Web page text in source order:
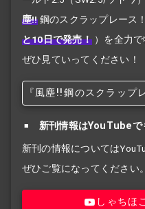
塵!! 鋼のスクラップレース！
と10日で発売！ ）を全力で
ぜひ見ていってください！
『風塵!! 鋼のスクラップ
新刊情報はYouTubeで
新刊の情報については
ぜひご覧になってください。
しゃちほ